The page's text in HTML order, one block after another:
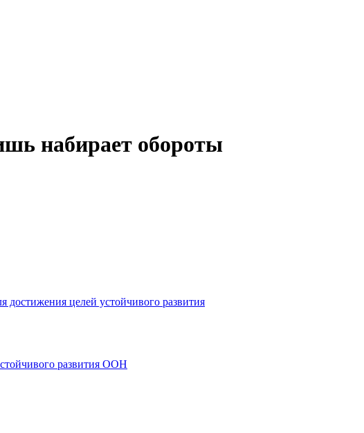
набирает обороты
целей устойчивого развития
развития ООН